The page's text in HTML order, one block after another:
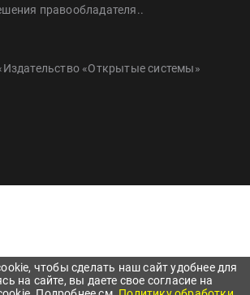
правообладателя..
«Открытые системы»
чтобы сделать наш сайт удобнее для
на сайте, вы даете свое согласие на